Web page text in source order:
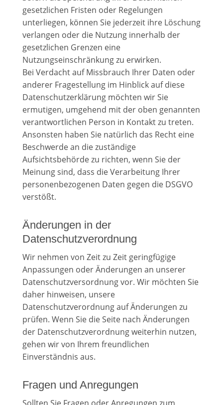
gesetzlichen Fristen oder Regelungen
unterliegen, können Sie jederzeit ihre Löschung
verlangen oder die Nutzung innerhalb der
gesetzlichen Grenzen eine
Nutzungseinschränkung zu erwirken.
Bei Verdacht auf Missbrauch Ihrer Daten oder
anderer Fragestellung im Hinblick auf diese
Datenschutzerklärung möchten wir Sie
ermutigen, umgehend mit der oben genannten
verantwortlichen Person in Kontakt zu treten.
Ansonsten haben Sie natürlich das Recht eine
Beschwerde an die zuständige
Aufsichtsbehörde zu richten, wenn Sie der
Meinung sind, dass die Verarbeitung Ihrer
personenbezogenen Daten gegen die DSGVO
verstößt.
Änderungen in der
Datenschutzverordnung
Wir nehmen von Zeit zu Zeit geringfügige
Anpassungen oder Änderungen an unserer
Datenschutzversordnung vor. Wir möchten Sie
daher hinweisen, unsere
Datenschutzverordnung auf Änderungen zu
prüfen. Wenn Sie die Seite nach Änderungen
der Datenschutzverordnung weiterhin nutzen,
gehen wir von Ihrem freundlichen
Einverständnis aus.
Fragen und Anregungen